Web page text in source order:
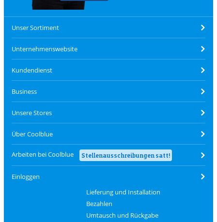
Unser Sortiment
Unternehmenswebsite
Kundendienst
Business
Unsere Stores
Über Coolblue
Arbeiten bei Coolblue Stellenausschreibungen satt!
Einloggen
Lieferung und Installation
Bezahlen
Umtausch und Rückgabe